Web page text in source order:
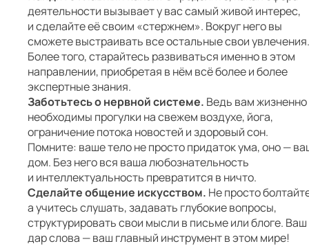
деятельности вызывает у вас самый живой интерес,
и сделайте её своим «стержнем». Вокруг него вы
сможете выстраивать все остальные свои увлечения.
Более того, старайтесь развиваться именно в этом
направлении, приобретая в нём всё более и более
экспертные знания.
Заботьтесь о нервной системе. Ведь вам жизненно
необходимы прогулки на свежем воздухе, йога,
ограничение потока новостей и здоровый сон.
Помните: ваше тело не просто придаток ума, оно —
дом. Без него вся ваша любознательность
и интеллектуальность превратится в ничто.
Сделайте общение искусством. Не просто
а учитесь слушать, задавать глубокие вопросы,
структурировать свои мысли в письме или блоге. Ваш
дар слова — ваш главный инструмент в этом мире!